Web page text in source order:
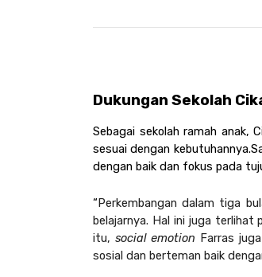
Dukungan Sekolah
Sebagai sekolah ramah anak,
sesuai dengan
dengan baik dan fokus pada
“Perkembangan dalam tiga
belajarnya. Hal ini juga terlihat
itu, social emotion Farras
sosial dan berteman baik